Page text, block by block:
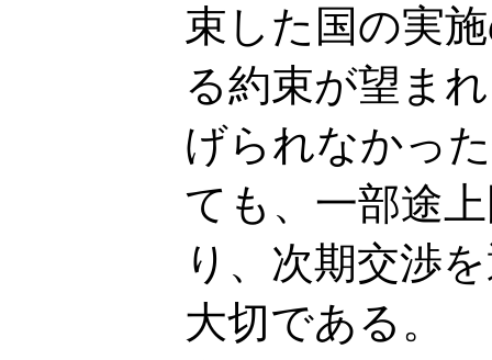
束した国の実
る約束が望ま
げられなかっ
ても、一部途
り、次期交渉
大切である。